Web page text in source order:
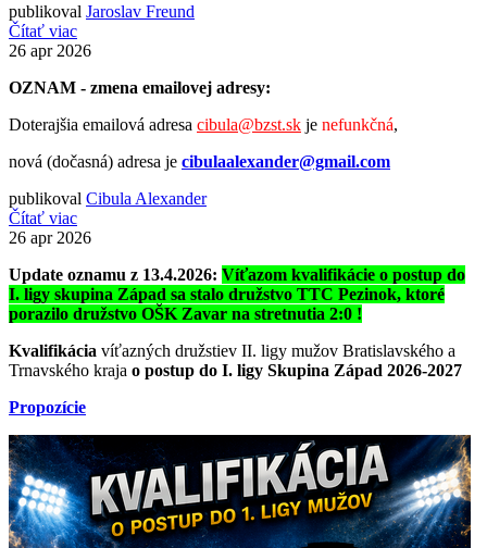
publikoval Jaroslav Freund
Čítať viac
26 apr 2026
OZNAM - zmena emailovej adresy:
Doterajšia emailová adresa cibula@bzst.sk je nefunkčná,
nová (dočasná) adresa je cibulaalexander@gmail.com
publikoval Cibula Alexander
Čítať viac
26 apr 2026
Update oznamu z 13.4.2026: Víťazom kvalifikácie o postup do
I. ligy skupina Západ sa stalo družstvo TTC Pezinok, ktoré
porazilo družstvo OŠK Zavar na stretnutia 2:0 !
Kvalifikácia víťazných družstiev II. ligy mužov Bratislavského a
Trnavského kraja o postup do I. ligy Skupina Západ 2026-2027
Propozície